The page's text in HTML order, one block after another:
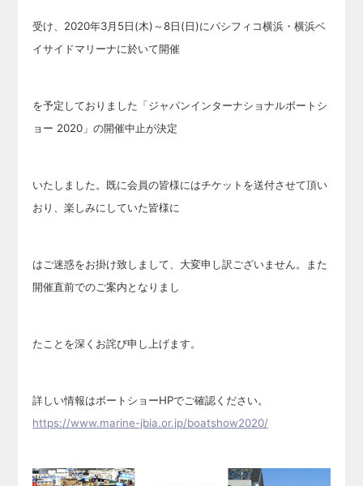
受け、 2020年3月5日(木)～8日(日)にパシフィコ横浜・横浜ベ
イサイドマリーナに於いて開催
を予定しておりました「ジャパンインターナショナルボートシ
ョー 2020」の開催中止が決定
いたしました。既に会員の皆様にはチケットを送付させて頂い
おり、楽しみにしていた皆様に
はご迷惑をお掛け致しまして、大変申し訳ございません。また
開催直前でのご案内となりまし
たこと を深くお詫び申し上げます。
詳しい情報はボートショーHPでご確認ください。
https://www.marine-jbia.or.jp/boatshow2020/